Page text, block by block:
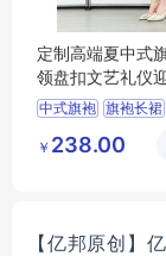
定制高端夏中式
领盘扣文艺礼仪
服务员工作服
中式旗袍 旗袍长裙
茶艺师服务员
工
￥ 238.00
【亿邦原创】